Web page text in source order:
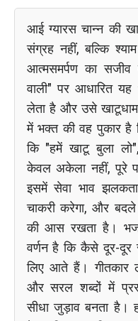
आई ग्यारस चान्न की
संग्रह नहीं, बल्कि
आत्मसमर्पण का सजीव
वाली" पर आधारित
लेता है और उसे
में भक्त की वह पुकार है
कि "हमें खाटू बुला
केवल अकेला नहीं, पूरे
इसमें सेवा भाव
चाकरी करेगा, और
की आस रखता है।
वर्णन है कि कैसे दूर-दूर
लिए आते हैं। गीतकार
और सरल शब्दों में
सीधा जुड़ाव बनता है।